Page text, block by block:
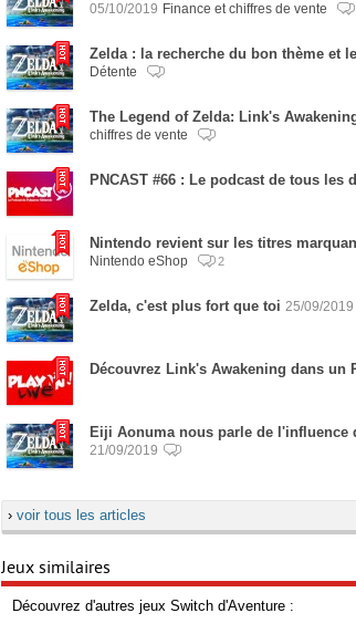
05/10/2019 Finance et chiffres de vente
Zelda : la recherche du bon thème et
Détente
The Legend of Zelda: Link's
chiffres de vente
PNCAST #66 : Le podcast de tous les
Nintendo revient sur les titres
Nintendo eShop
2
Zelda, c'est plus fort que toi 25/09/2019
Découvrez Link's Awakening dans un
Eiji Aonuma nous parle de l'influence
21/09/2019
› voir tous les articles
Jeux similaires
Découvrez d'autres jeux Switch d'Aventure :